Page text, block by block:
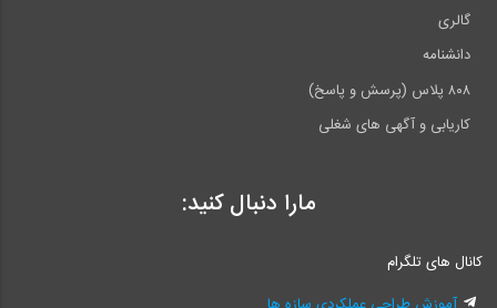
گالری
دانشنامه
۸۰۸ پلاس (پرسش و پاسخ)
کاریابی و آگهی های شغلی
مارا دنبال کنید:
کانال های تلگرام